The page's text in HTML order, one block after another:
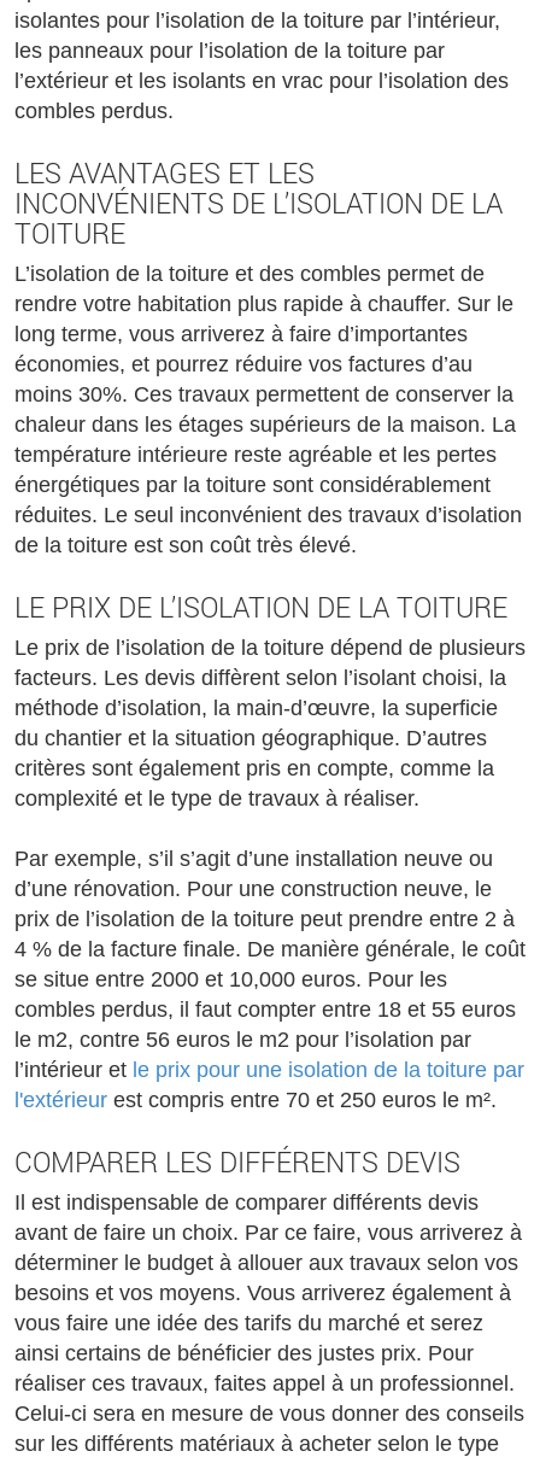
isolantes pour l’isolation de la toiture par l’intérieur,
les panneaux pour l’isolation de la toiture par
l’extérieur et les isolants en vrac pour l’isolation des
combles perdus.
LES AVANTAGES ET LES
INCONVÉNIENTS DE L’ISOLATION DE LA
TOITURE
L’isolation de la toiture et des combles permet de
rendre votre habitation plus rapide à chauffer. Sur le
long terme, vous arriverez à faire d’importantes
économies, et pourrez réduire vos factures d’au
moins 30%. Ces travaux permettent de conserver la
chaleur dans les étages supérieurs de la maison. La
température intérieure reste agréable et les pertes
énergétiques par la toiture sont considérablement
réduites. Le seul inconvénient des travaux d’isolation
de la toiture est son coût très élevé.
LE PRIX DE L’ISOLATION DE LA TOITURE
Le prix de l’isolation de la toiture dépend de plusieurs
facteurs. Les devis diffèrent selon l’isolant choisi, la
méthode d’isolation, la main-d’œuvre, la superficie
du chantier et la situation géographique. D’autres
critères sont également pris en compte, comme la
complexité et le type de travaux à réaliser.
Par exemple, s’il s’agit d’une installation neuve ou
d’une rénovation. Pour une construction neuve, le
prix de l’isolation de la toiture peut prendre entre 2 à
4 % de la facture finale. De manière générale, le coût
se situe entre 2000 et 10,000 euros. Pour les
combles perdus, il faut compter entre 18 et 55 euros
le m2, contre 56 euros le m2 pour l’isolation par
l’intérieur et le prix pour une isolation de la toiture par
l'extérieur est compris entre 70 et 250 euros le m².
COMPARER LES DIFFÉRENTS DEVIS
Il est indispensable de comparer différents devis
avant de faire un choix. Par ce faire, vous arriverez à
déterminer le budget à allouer aux travaux selon vos
besoins et vos moyens. Vous arriverez également à
vous faire une idée des tarifs du marché et serez
ainsi certains de bénéficier des justes prix. Pour
réaliser ces travaux, faites appel à un professionnel.
Celui-ci sera en mesure de vous donner des conseils
sur les différents matériaux à acheter selon le type